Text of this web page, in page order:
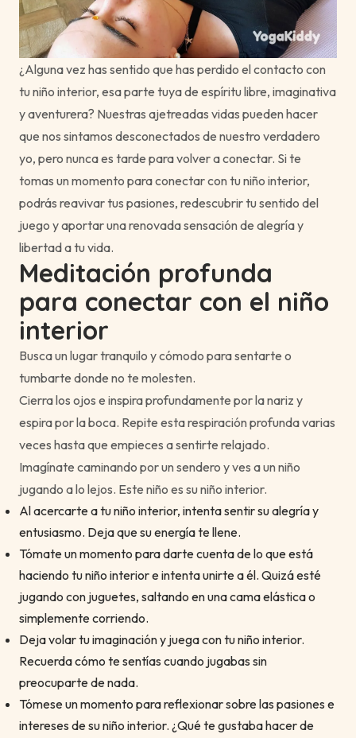
¿Alguna vez has sentido que has perdido el contacto con
tu niño interior, esa parte tuya de espíritu libre, imaginativa
y aventurera? Nuestras ajetreadas vidas pueden hacer
que nos sintamos desconectados de nuestro verdadero
yo, pero nunca es tarde para volver a conectar. Si te
tomas un momento para conectar con tu niño interior,
podrás reavivar tus pasiones, redescubrir tu sentido del
juego y aportar una renovada sensación de alegría y
libertad a tu vida.
Meditación profunda
para conectar con el niño
interior
Busca un lugar tranquilo y cómodo para sentarte o
tumbarte donde no te molesten.
Cierra los ojos e inspira profundamente por la nariz y
espira por la boca. Repite esta respiración profunda varias
veces hasta que empieces a sentirte relajado.
Imagínate caminando por un sendero y ves a un niño
jugando a lo lejos. Este niño es su niño interior.
Al acercarte a tu niño interior, intenta sentir su alegría y
entusiasmo. Deja que su energía te llene.
Tómate un momento para darte cuenta de lo que está
haciendo tu niño interior e intenta unirte a él. Quizá esté
jugando con juguetes, saltando en una cama elástica o
simplemente corriendo.
Deja volar tu imaginación y juega con tu niño interior.
Recuerda cómo te sentías cuando jugabas sin
preocuparte de nada.
Tómese un momento para reflexionar sobre las pasiones e
intereses de su niño interior. ¿Qué te gustaba hacer de